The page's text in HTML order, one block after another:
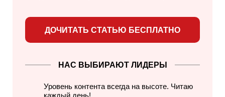
ДОЧИТАТЬ СТАТЬЮ БЕСПЛАТНО
НАС ВЫБИРАЮТ ЛИДЕРЫ
Уровень контента всегда на высоте. Читаю